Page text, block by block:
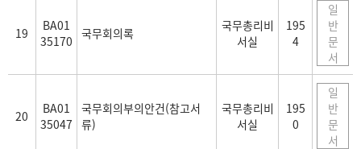
19
BA01
35170 국무회의록
국무총리비
서실
195
4
일
반
문
서
20
BA01
35047
국무회의부의안건(참고서
류)
국무총리비
서실
195
0
일
반
문
서